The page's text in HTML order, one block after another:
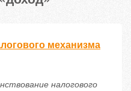
механизма
налогового